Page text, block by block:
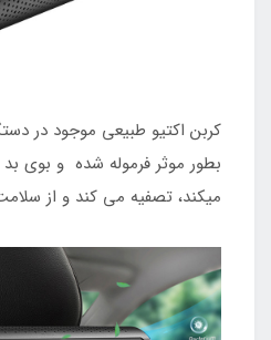
کربن اکتیو طبیعی موجود در
بطور موثر فرموله شده و بوی
میکند، تصفیه می کند و از